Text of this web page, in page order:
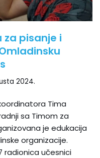
za pisanje i
2024.
Tima
sa Timom za
je edukacija
organizacije.
radionica učesnici